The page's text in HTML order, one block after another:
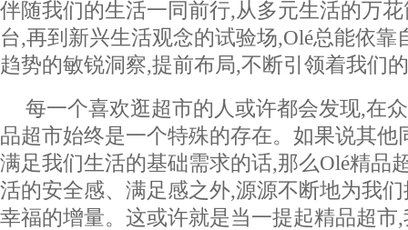
伴随我们的生活一同前行,从多元生活的万
台,再到新兴生活观念的试验场,Olé总能依靠
趋势的敏锐洞察,提前布局,不断引领着我们
每一个喜欢逛超市的人或许都会发现,在
品超市始终是一个特殊的存在。如果说其他
满足我们生活的基础需求的话,那么Olé精品
活的安全感、满足感之外,源源不断地为我
幸福的增量。这或许就是当一提起精品超市